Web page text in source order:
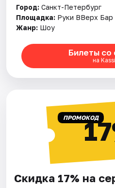
Город: Санкт-Петербург
Площадка: Руки ВВерх Бар
Жанр: Шоу
Билеты со
на
ПРОМОКОД
Скидка 17% на